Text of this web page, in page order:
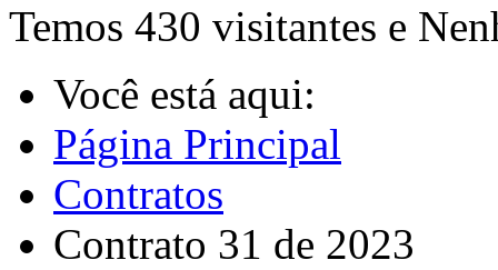
Temos 430 visitantes e
Você está aqui:
Página Principal
Contratos
Contrato 31 de 2023